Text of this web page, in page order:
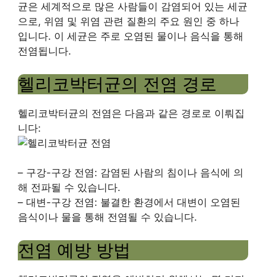
균은 세계적으로 많은 사람들이 감염되어 있는 세균
으로, 위염 및 위염 관련 질환의 주요 원인 중 하나
입니다. 이 세균은 주로 오염된 물이나 음식을 통해
전염됩니다.
헬리코박터균의 전염 경로
헬리코박터균의 전염은 다음과 같은 경로로 이뤄집
니다:
– 구강-구강 전염: 감염된 사람의 침이나 음식에 의
해 전파될 수 있습니다.
– 대변-구강 전염: 불결한 환경에서 대변이 오염된
음식이나 물을 통해 전염될 수 있습니다.
전염 예방 방법